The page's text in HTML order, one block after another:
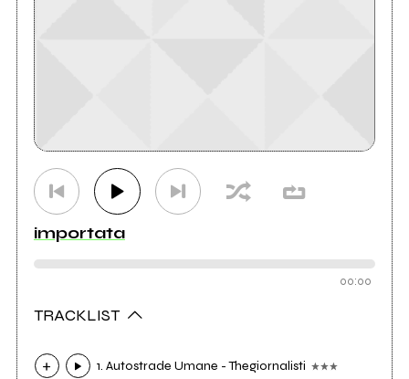
importata
00:00
TRACKLIST
1. Autostrade Umane - Thegiornalisti